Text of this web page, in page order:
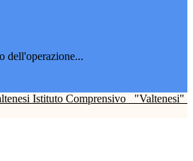
dell'operazione...
Istituto Comprensivo
"Valtenesi"